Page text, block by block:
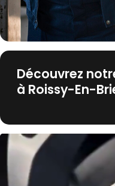
Découvrez
à Roissy-En-